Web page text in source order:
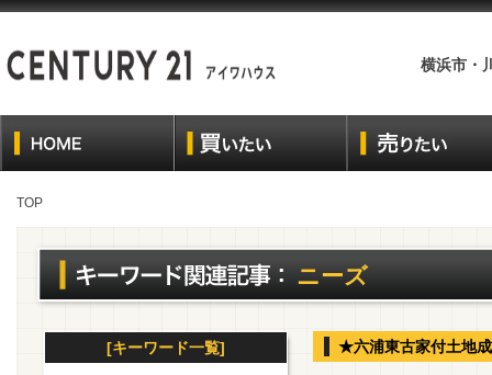
横浜市・
TOP
ニーズ
[キーワード一覧] ★六浦東古家付土地